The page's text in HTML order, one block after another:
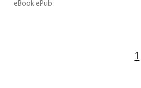
eBook ePub
1